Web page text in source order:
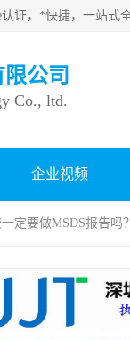
公司
Co., ltd.
企业视频
定要做MSDS报告吗？